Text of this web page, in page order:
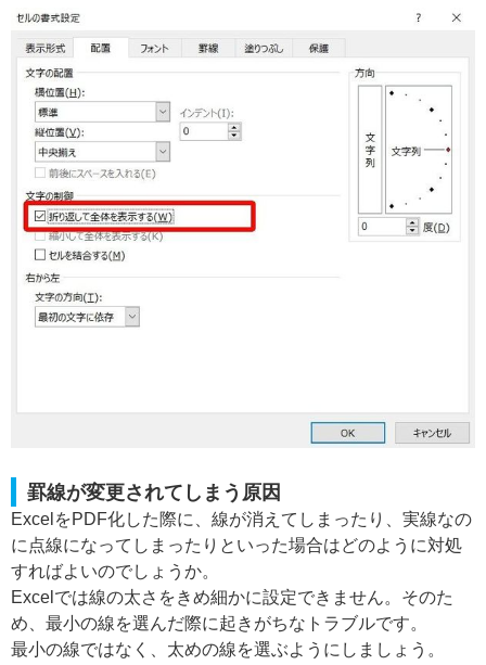
罫線が変更されてしまう原因
ExcelをPDF化した際に、線が消えてしまったり、実線なの
に点線になってしまったりといった場合はどのように対処
すればよいのでしょうか。
Excelでは線の太さをきめ細かに設定できません。そのた
め、最小の線を選んだ際に起きがちなトラブルです。
最小の線ではなく、太めの線を選ぶようにしましょう。